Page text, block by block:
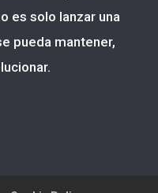
es solo lanzar una
pueda mantener,